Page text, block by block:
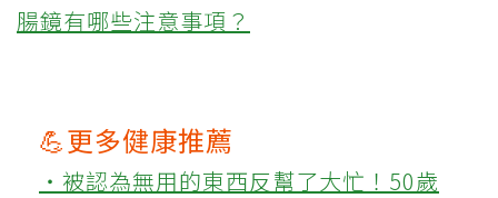
腸鏡有哪些注意事項？
💪更多健康推薦
‧被認為無用的東西反幫了大忙！50歲